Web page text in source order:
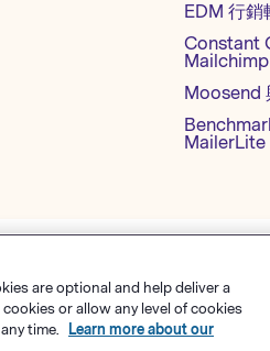
EDM 行銷
Constant
Mailchimp
Moosend
MailerLite
網站地圖 繁體中文
are optional and help deliver a
or allow any level of cookies
time.
Learn more about our